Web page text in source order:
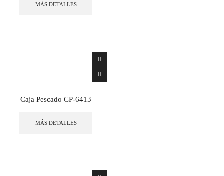
MÁS DETALLES
Caja Pescado CP-6413
MÁS DETALLES